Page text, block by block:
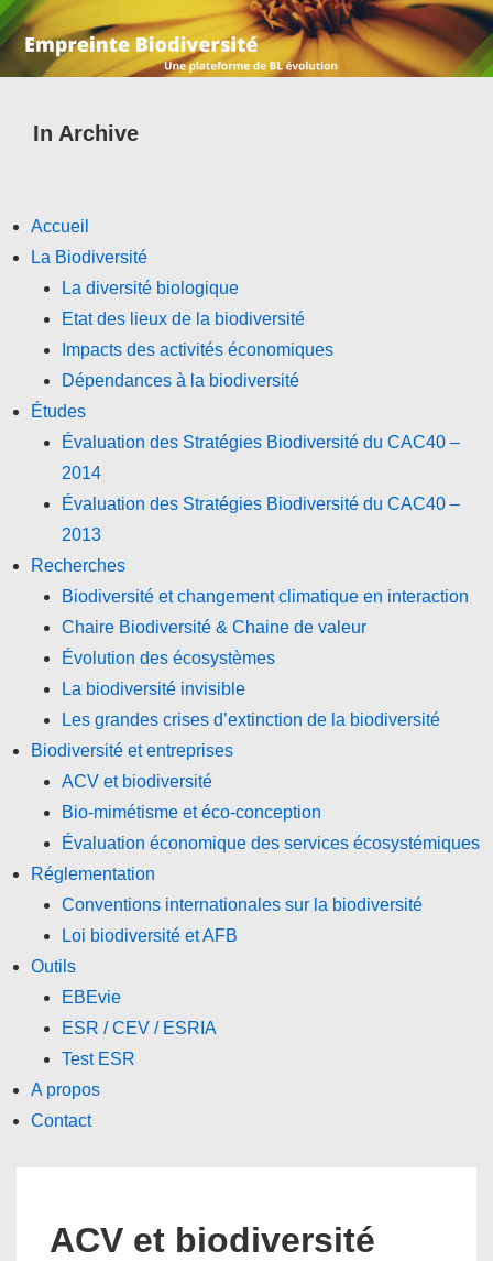
In Archive
Accueil
La Biodiversité
La diversité biologique
Etat des lieux de la biodiversité
Impacts des activités économiques
Dépendances à la biodiversité
Études
Évaluation des Stratégies Biodiversité du CAC40 –
2014
Évaluation des Stratégies Biodiversité du CAC40 –
2013
Recherches
Biodiversité et changement climatique en interaction
Chaire Biodiversité & Chaine de valeur
Évolution des écosystèmes
La biodiversité invisible
Les grandes crises d’extinction de la biodiversité
Biodiversité et entreprises
ACV et biodiversité
Bio-mimétisme et éco-conception
Évaluation économique des services écosystémiques
Réglementation
Conventions internationales sur la biodiversité
Loi biodiversité et AFB
Outils
EBEvie
ESR / CEV / ESRIA
Test ESR
A propos
Contact
ACV et biodiversité